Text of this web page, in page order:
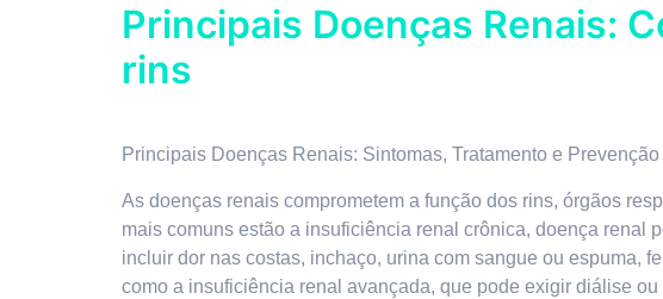
Principais Doenças Renais:
rins
Principais Doenças Renais: Sintomas, Tratamento e Prevenção
As doenças renais comprometem a função dos rins, órgãos
mais comuns estão a insuficiência renal crônica, doença renal
incluir dor nas costas, inchaço, urina com sangue ou espuma,
como a insuficiência renal avançada, que pode exigir diálise ou